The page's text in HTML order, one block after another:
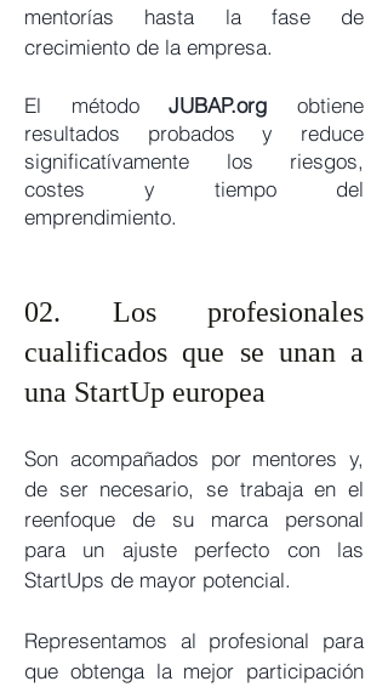
mentorías hasta la fase de
crecimiento de la empresa.
El métodoJUBAP.org obtiene
resultados probados y reduce
significatívamente los riesgos,
costes y tiempo del
emprendimiento.
02. Los profesionales
cualificados que se unan a
una StartUp europea
Son acompañados por mentores y,
de ser necesario, se trabaja en el
reenfoque de su marca personal
para un ajuste perfecto con las
StartUps de mayor potencial.
Representamos al profesional para
que obtenga la mejor participación